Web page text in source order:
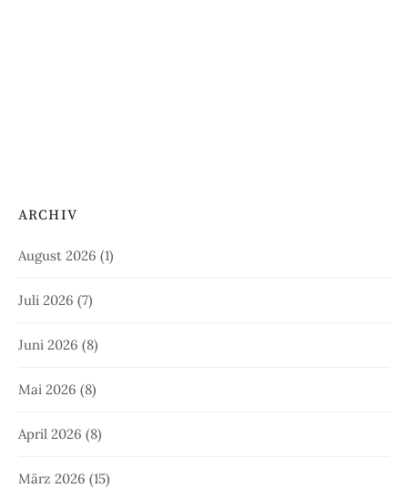
ARCHIV
August 2026 (1)
Juli 2026 (7)
Juni 2026 (8)
Mai 2026 (8)
April 2026 (8)
März 2026 (15)